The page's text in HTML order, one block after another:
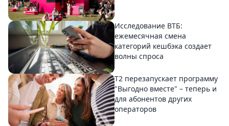
Исследование ВТБ:
ежемесячная смена
категорий кешбэка создает
волны спроса
Т2 перезапускает программу
"Выгодно вместе" – теперь и
для абонентов других
операторов